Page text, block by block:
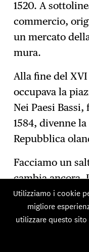
1520. A
commercio,
un mercato
mura.
Alla fine del
occupava la
Nei Paesi
1584, divenne
Repubblica
Facciamo un
cambia ancora.
adornano di
potere, ma un
supremazia: la
Utilizziamo i cookie
migliore
utilizzare questo